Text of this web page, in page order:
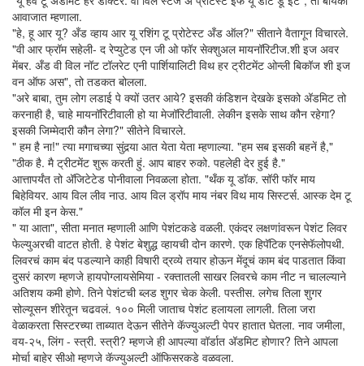
आवाजात म्हणाला.
"हे, हू आर यू? अँड व्हाय आर यू रशिंग टू प्रोटेस्ट अँड ऑल?" सीताने वैतागून विचारले.
"वी आर फ्रॉम सहेली- द रेप्युटेड एन जी ओ फॉर सेक्शुअल मायनॉरिटीज.शी इज अवर
मेंबर. अँड वी विल नॉट टॉलरेट एनी पार्शियालिटी विथ हर ट्रीटमेंट ओन्ली बिकॉज शी इज
वन ऑफ अस", तो तडकत बोलला.
"अरे बाबा, तुम लोग लडाई पे क्यों उतर आये? इसकी कंडिशन देखके इसको अ‍ॅडमिट तो
करनाही है, चाहे मायनॉरिटीवाली हो या मेजॉरिटीवाली. लेकीन इसके साथ कौन रहेगा?
इसकी जिम्मेदारी कौन लेगा?" सीतेने विचारले.
" हम है ना!" त्या मगाचच्या सुंदर्‍या आत येता येता म्हणाल्या. "हम सब इसकी बहनें है,"
"ठीक है. मै ट्रीटमेंट शुरू करती हुं. आप बाहर रुको. पहलेही देर हुई है."
आत्तापर्यंत तो अ‍ॅजिटेटेड पोनीवाला निवळला होता. "थँक यू डॉक. सॉरी फॉर माय
बिहेवियर. आय विल लीव नाउ. आय विल ड्रॉप माय नंबर विथ माय सिस्टर्स. आस्क देम टू
कॉल मी इन केस."
" या आता", सीता मनात म्हणाली आणि पेशंटकडे वळली. एकंदर लक्षणांवरून पेशंट लिवर
फेल्युअरची वाटत होती. हे पेशंट बेशुद्ध व्हायची दोन कारणे. एक हिपॅटिक एनसेफॅलोपथी.
लिवरचं काम बंद पडल्याने काही विषारी द्रव्ये तयार होऊन मेंदूचं काम बंद पाडतात किंवा
दुसरं कारण म्हणजे हायपोग्लायसेमिया - रक्तातली साखर लिवरचे काम नीट न चालल्याने
अतिशय कमी होणे. तिने पेशंटची ब्लड शुगर चेक केली. पस्तीस. लगेच तिला शुगर
सोल्यूसन शीरेतून चढवलं. १०० मिली जाताच पेशंट हलायला लागली. तिला जरा
वेळाकरता सिस्टरच्या ताब्यात देऊन सीतेने कॅज्युअल्टी पेपर हातात घेतला. नाव जमीला,
वय-२५, लिंग - स्त्री. स्त्री? म्हणजे ही आपल्या वॉर्डात अ‍ॅडमिट होणार? तिने आपला
मोर्चा बाहेर सीओ म्हणजे कॅज्युअल्टी ऑफिसरकडे वळवला.